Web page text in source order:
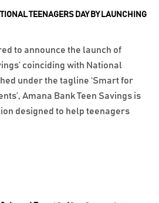
TEENAGERS DAY BY LAUNCHING
to announce the launch of
coinciding with National
under the tagline ‘Smart for
Amana Bank Teen Savings is
designed to help teenagers